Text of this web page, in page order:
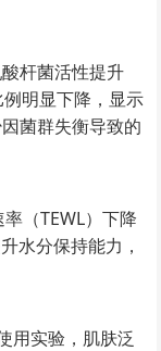
杆菌活性提升
明显下降，显示
菌群失衡导致的
（TEWL）下降
水分保持能力，
用实验，肌肤泛